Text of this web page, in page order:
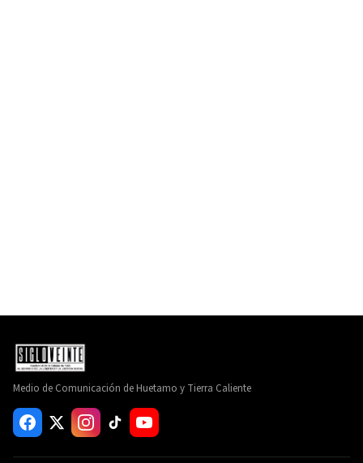
Medio de Comunicación de Huetamo y Tierra Caliente